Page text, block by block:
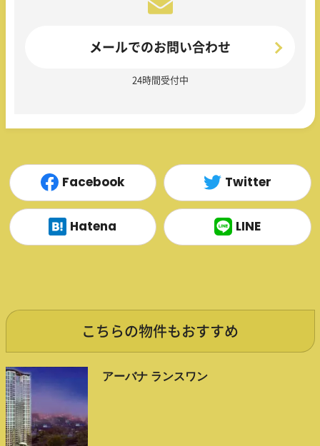
メールでのお問い合わせ
24時間受付中
Facebook Twitter
Hatena LINE
こちらの物件もおすすめ
アーバナ ランスワン